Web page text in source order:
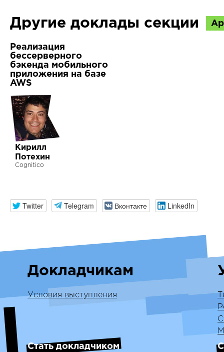
Другие доклады секции
Реализация
бессерверного
бэкенда мобильного
приложения на базе
AWS
Кирилл
Потехин
Cognitico
Twitter Telegram Вконтакте LinkedIn
Стать докладчиком
Докладчикам
Условия выступления